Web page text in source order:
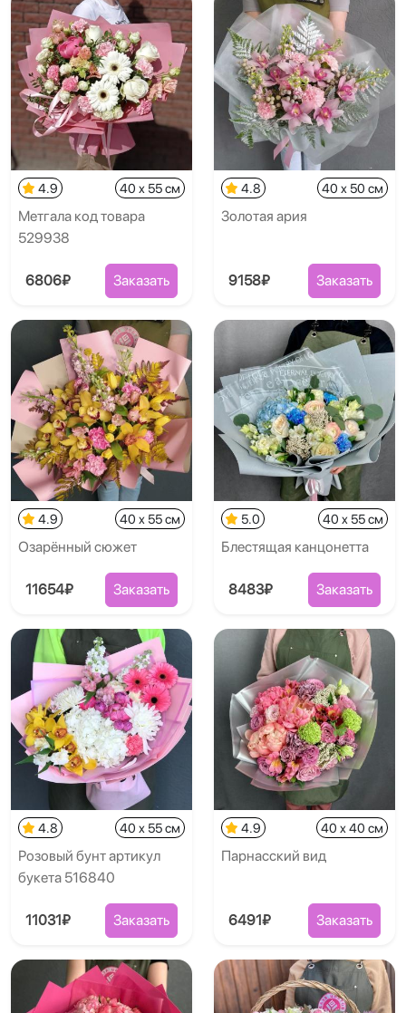
4.9 40 x 55 см
Метгала код товара
529938
6806₽ Заказать
4.8 40 x 50 см
Золотая ария
9158₽ Заказать
4.9 40 x 55 см
Озарённый сюжет
11654₽ Заказать
5.0 40 x 55 см
Блестящая канцонетта
8483₽ Заказать
4.8 40 x 55 см
Розовый бунт артикул
букета 516840
11031₽ Заказать
4.9 40 x 40 см
Парнасский вид
6491₽ Заказать